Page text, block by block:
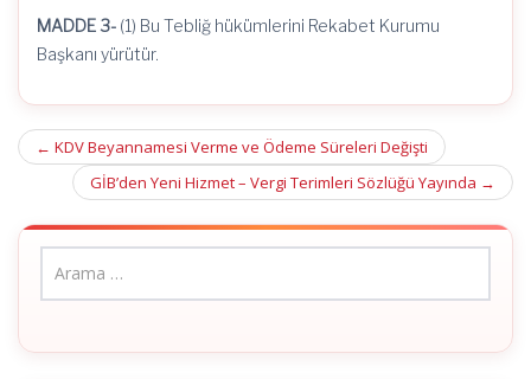
MADDE 3- (1) Bu Tebliğ hükümlerini Rekabet Kurumu
Başkanı yürütür.
Post
navigation
← KDV Beyannamesi Verme ve Ödeme Süreleri Değişti
GİB’den Yeni Hizmet – Vergi Terimleri Sözlüğü Yayında →